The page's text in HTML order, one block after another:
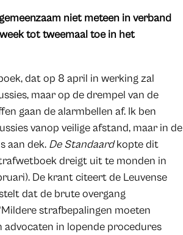
niet meteen in verband
tot tweemaal toe in het
dat op 8 april in werking zal
maar op de drempel van de
gaan de alarmbellen af. Ik ben
vanop veilige afstand, maar in de
aan dek. De Standaardkopte dit
dreigt uit te monden in
De krant citeert de Leuvense
dat de brute overgang
strafbepalingen moeten
in lopende procedures